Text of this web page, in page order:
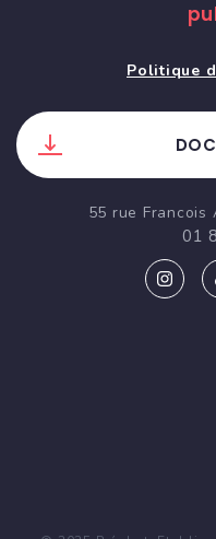
Politique
55 rue Francois
01